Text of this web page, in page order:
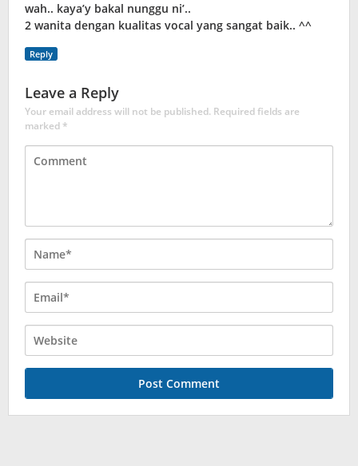
wah.. kaya’y bakal nunggu ni’..
2 wanita dengan kualitas vocal yang sangat baik.. ^^
Reply
Leave a Reply
Your email address will not be published. Required fields are
marked*